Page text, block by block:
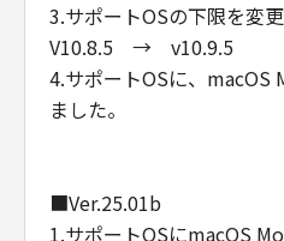
3.サポートOSの下限を変更
V10.8.5 → v10.9.5
4.サポートOSに、macOS
ました。
■Ver.25.01b
1.サポートOSにmacOS